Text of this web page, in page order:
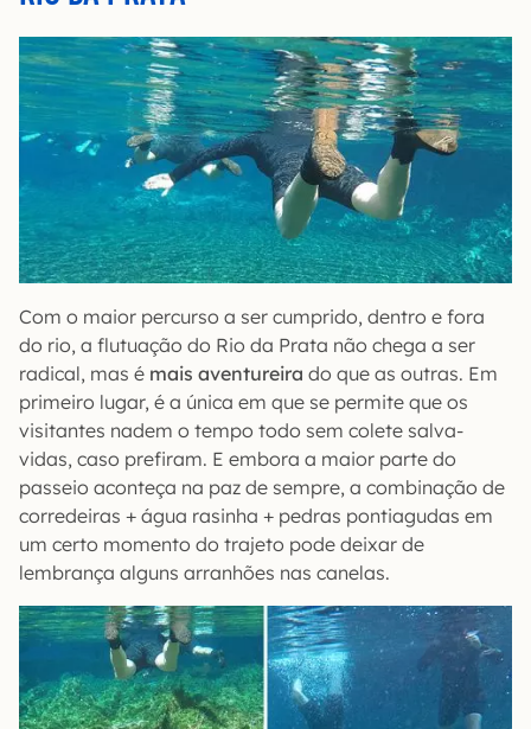
Com o maior percurso a ser cumprido, dentro e fora
do rio, a flutuação do Rio da Prata não chega a ser
radical, mas é mais aventureira do que as outras. Em
primeiro lugar, é a única em que se permite que os
visitantes nadem o tempo todo sem colete salva-
vidas, caso prefiram. E embora a maior parte do
passeio aconteça na paz de sempre, a combinação de
corredeiras + água rasinha + pedras pontiagudas em
um certo momento do trajeto pode deixar de
lembrança alguns arranhões nas canelas.